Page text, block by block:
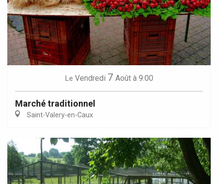
Le Vendredi 7 Août à 9:00
Marché traditionnel
Saint-Valery-en-Caux